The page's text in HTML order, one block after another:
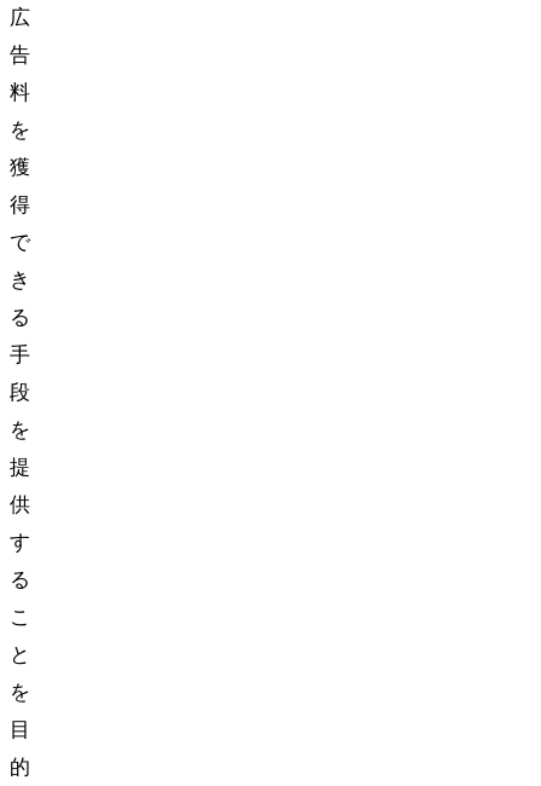
広
告
料
を
獲
得
で
き
る
手
段
を
提
供
す
る
こ
と
を
目
的